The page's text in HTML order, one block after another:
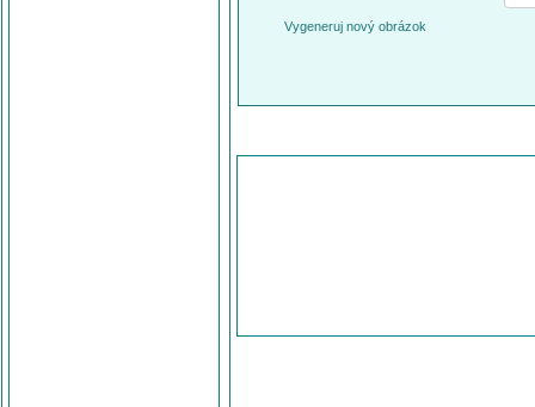
Vygeneruj nový obrázok